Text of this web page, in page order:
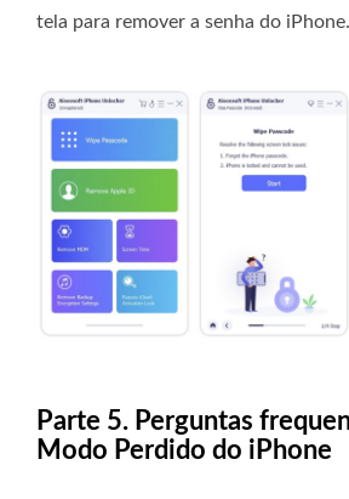
tela para remover a senha do iPhone.
Parte 5. Perguntas
Modo Perdido do iPhone